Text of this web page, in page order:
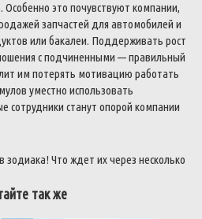
. Особенно это почувствуют компании,
запчастей для автомобилей и
или бакалеи. Поддерживать рост
сподчиненными —правильный
им потерять мотивацию работать
уместно использовать
сотрудники станут опорой компании
зодиака! Что ждет ихчерез несколько
так же